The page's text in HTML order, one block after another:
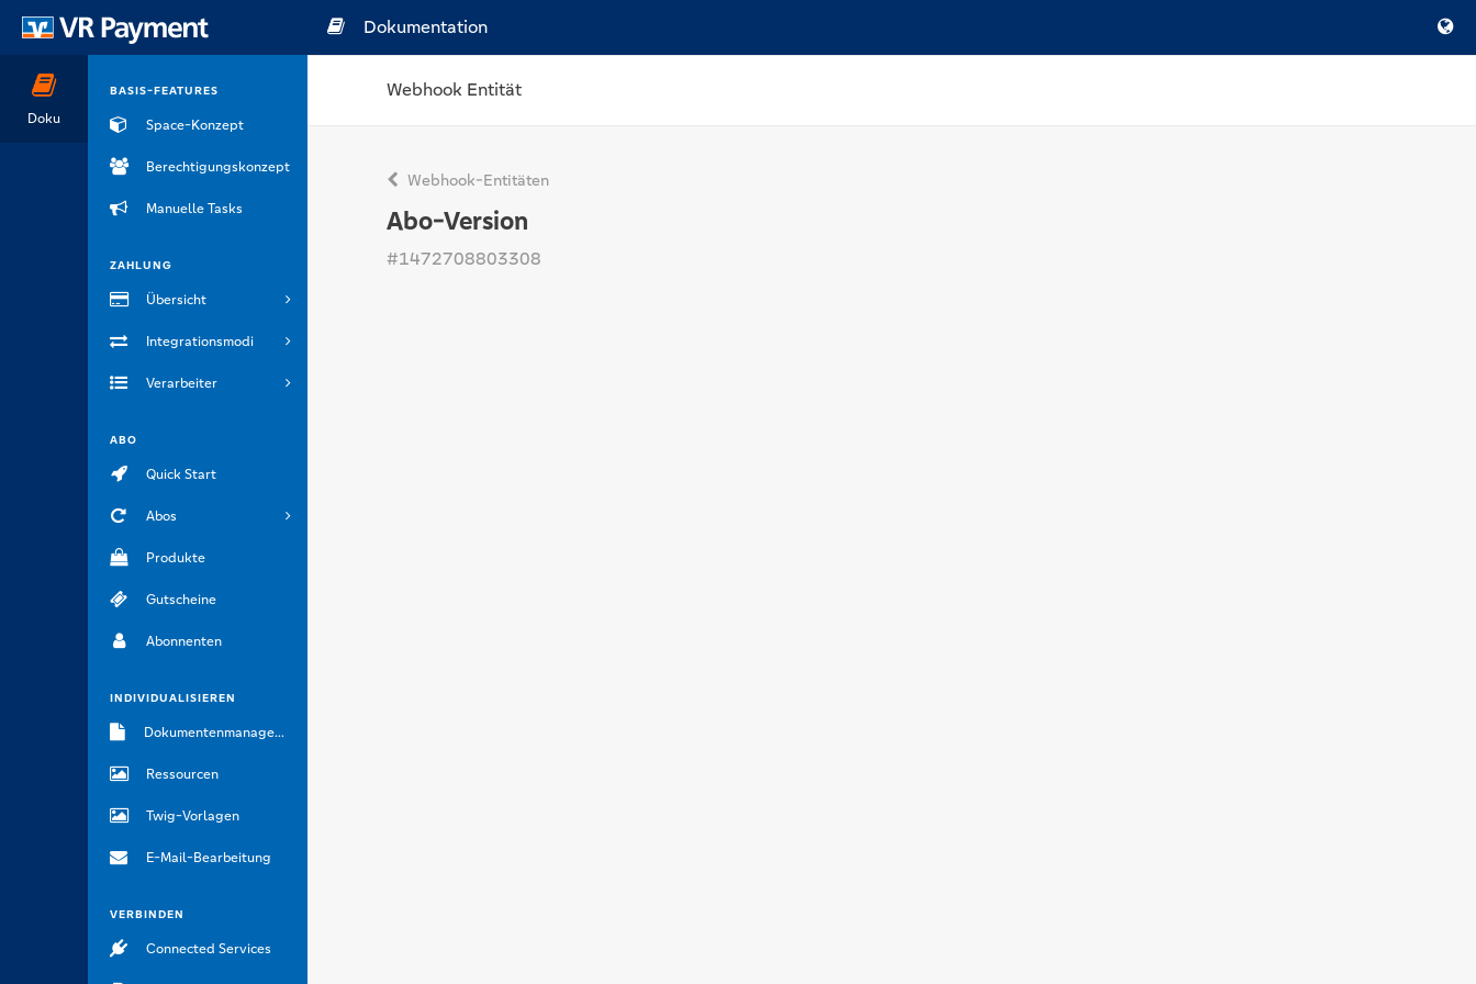
Doku
BASIS-FEATURES
Space-Konzept
Berechtigungskonzept
Manuelle Tasks
ZAHLUNG
Übersicht
Integrationsmodi
Verarbeiter
ABO
Quick Start
Abos
Produkte
Gutscheine
Abonnenten
INDIVIDUALISIEREN
Dokumentenmanagement
Ressourcen
Twig-Vorlagen
E-Mail-Bearbeitung
VERBINDEN
Connected Services
Dokumentation
Webhook Entität
Webhook-Entitäten
Abo-Version
#1472708803308